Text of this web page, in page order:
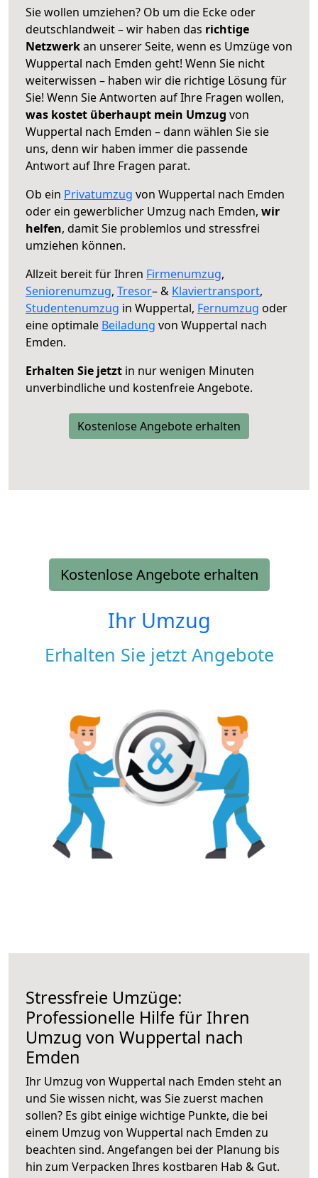
Sie wollen umziehen? Ob um die Ecke oder
deutschlandweit – wir haben das richtige
Netzwerkan unserer Seite, wenn es Umzüge von
Wuppertal nach Emden geht! Wenn Sie nicht
weiterwissen – haben wir die richtige Lösung für
Sie! Wenn Sie Antworten auf Ihre Fragen wollen,
was kostet überhaupt mein Umzug von
Wuppertal nach Emden – dann wählen Sie sie
uns, denn wir haben immer die passende
Antwort auf Ihre Fragen parat.
Ob ein Privatumzug von Wuppertal nach Emden
oder ein gewerblicher Umzug nach Emden, wir
helfen, damit Sie problemlos und stressfrei
umziehen können.
Allzeit bereit für Ihren Firmenumzug,
Seniorenumzug, Tresor– & Klaviertransport,
Studentenumzug in Wuppertal, Fernumzug oder
eine optimale Beiladung von Wuppertal nach
Emden.
Erhalten Sie jetzt in nur wenigen Minuten
unverbindliche und kostenfreie Angebote.
Kostenlose Angebote erhalten
Kostenlose Angebote erhalten
Ihr Umzug
Erhalten Sie jetzt Angebote
Stressfreie Umzüge:
Professionelle Hilfe für Ihren
Umzug von Wuppertal nach
Emden
Ihr Umzug von Wuppertal nach Emden steht an
und Sie wissen nicht, was Sie zuerst machen
sollen? Es gibt einige wichtige Punkte, die bei
einem Umzug von Wuppertal nach Emden zu
beachten sind. Angefangen bei der Planung bis
hin zum Verpacken Ihres kostbaren Hab & Gut.